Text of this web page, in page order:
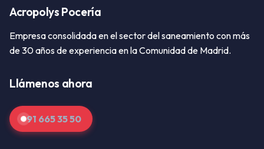
Acropolys Pocería
Empresa consolidada en el sector del saneamiento con más
de 30 años de experiencia en la Comunidad de Madrid.
Llámenos ahora
91 665 35 50